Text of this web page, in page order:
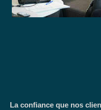
La confiance que nos